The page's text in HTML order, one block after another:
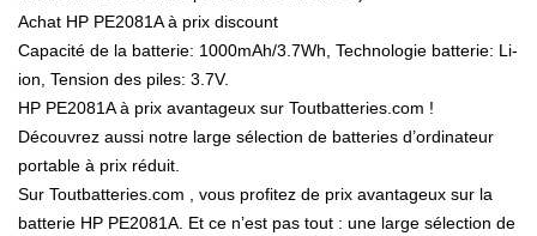
Achat HP PE2081A à prix discount
Capacité de la batterie: 1000mAh/3.7Wh, Technologie batterie: Li-
ion, Tension des piles: 3.7V.
HP PE2081A à prix avantageux sur Toutbatteries.com !
Découvrez aussi notre large sélection de batteries d’ordinateur
portable à prix réduit.
Sur Toutbatteries.com , vous profitez de prix avantageux sur la
batterie HP PE2081A. Et ce n’est pas tout : une large sélection de